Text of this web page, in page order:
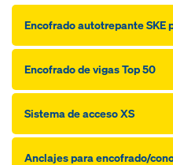
Encofrado autotrepante SKE
Encofrado de vigas Top 50
Sistema de acceso XS
Anclajes para encofrado/